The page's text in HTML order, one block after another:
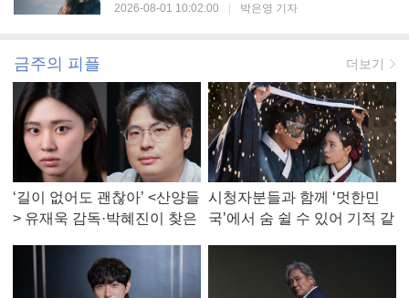
2026-08-01 10:02:00 | 박은영 기자
금주의 피플 더보기
‘길이 없어도 괜찮아’ <산양들
> 유재욱 감독·박혜진이 찾은
시청자분들과 함께 ‘멋한민
국’에서 숨 쉴 수 있어 기적 같